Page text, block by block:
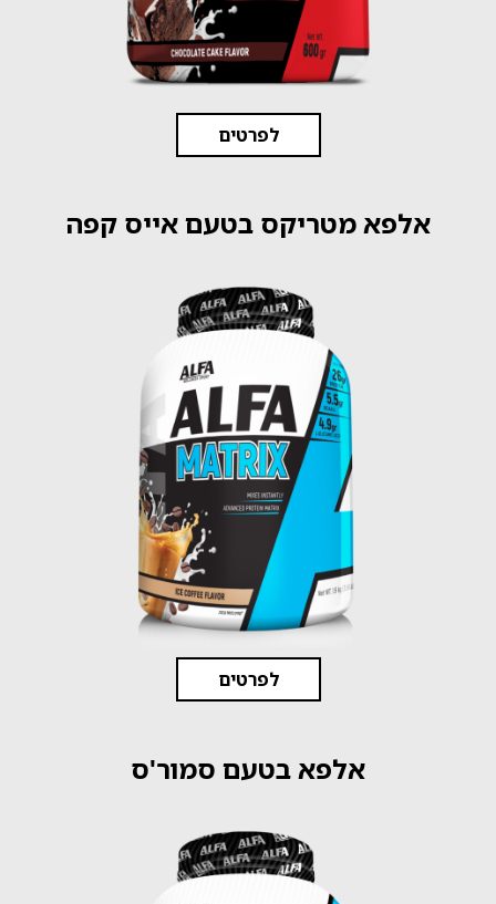
לפרטים
אלפא מטריקס בטעם אייס קפה
לפרטים
אלפא בטעם סמור'ס